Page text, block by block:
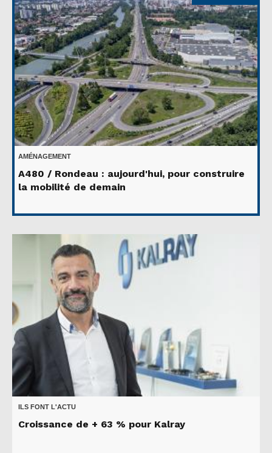
AMÉNAGEMENT
A480 / Rondeau : aujourd'hui, pour construire
la mobilité de demain
ILS FONT L'ACTU
Croissance de + 63 % pour Kalray